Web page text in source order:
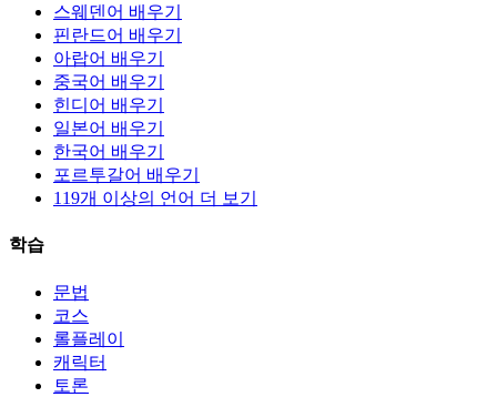
스웨덴어 배우기
핀란드어 배우기
아랍어 배우기
중국어 배우기
힌디어 배우기
일본어 배우기
한국어 배우기
포르투갈어 배우기
119개 이상의 언어 더 보기
학습
문법
코스
롤플레이
캐릭터
토론